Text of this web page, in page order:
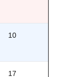
10
17